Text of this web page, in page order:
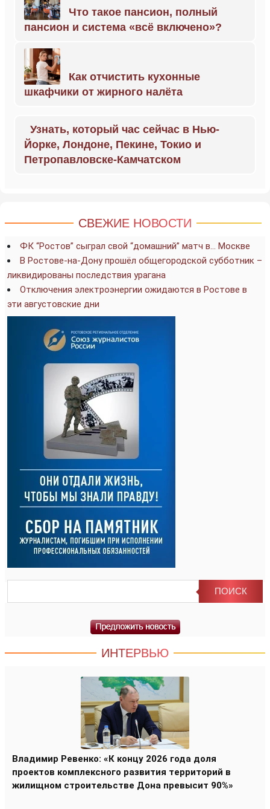
Что такое пансион, полный
пансион и система «всё включено»?
Как отчистить кухонные
шкафчики от жирного налёта
Узнать, который час сейчас в Нью-
Йорке, Лондоне, Пекине, Токио и
Петропавловске-Камчатском
СВЕЖИЕ НОВОСТИ
ФК “Ростов” сыграл свой “домашний” матч в… Москве
В Ростове-на-Дону прошёл общегородской субботник –
ликвидированы последствия урагана
Отключения электроэнергии ожидаются в Ростове в
эти августовские дни
ИНТЕРВЬЮ
Владимир Ревенко: «К концу 2026 года доля
проектов комплексного развития территорий в
жилищном строительстве Дона превысит 90%»